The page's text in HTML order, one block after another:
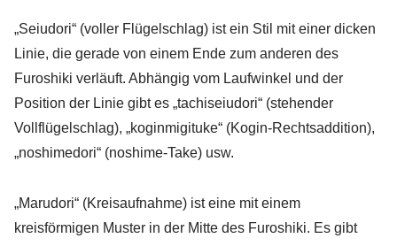
„Seiudori“ (voller Flügelschlag) ist ein Stil mit einer dicken
Linie, die gerade von einem Ende zum anderen des
Furoshiki verläuft. Abhängig vom Laufwinkel und der
Position der Linie gibt es „tachiseiudori“ (stehender
Vollflügelschlag), „koginmigituke“ (Kogin-Rechtsaddition),
„noshimedori“ (noshime-Take) usw.
„Marudori“ (Kreisaufnahme) ist eine mit einem
kreisförmigen Muster in der Mitte des Furoshiki. Es gibt